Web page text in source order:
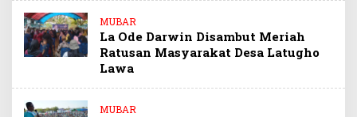
MUBAR
La Ode Darwin Disambut Meriah
Ratusan Masyarakat Desa Latugho
Lawa
MUBAR